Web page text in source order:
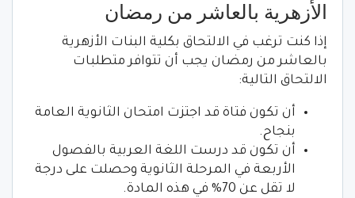
الأزهرية بالعاشر من رمضان
إذا كنت ترغب في الالتحاق بكلية البنات الأزهرية
بالعاشر من رمضان يجب أن تتوافر متطلبات
الالتحاق التالية:
أن تكون فتاة قد اجتزت امتحان الثانوية العامة
بنجاح.
أن تكون قد درست اللغة العربية بالفصول
الأربعة في المرحلة الثانوية وحصلت على درجة
لا تقل عن 70% في هذه المادة.